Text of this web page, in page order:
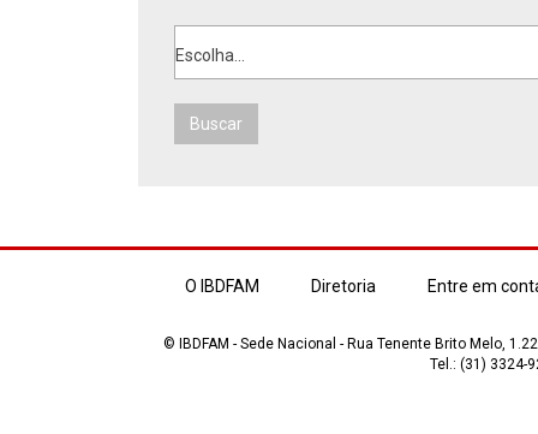
Escolha...
Buscar
O IBDFAM Diretoria Entre em
© IBDFAM - Sede Nacional - Rua Tenente Brito Melo,
Tel.: (31) 3324-